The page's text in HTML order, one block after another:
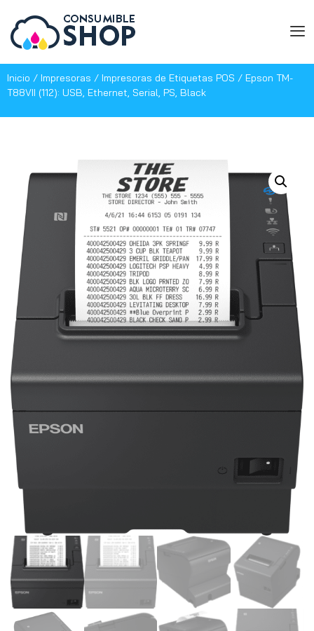
Inicio / Impresoras / Impresoras de Etiquetas POS / Epson TM-
T88VII (112): USB, Ethernet, Serial, PS, Black